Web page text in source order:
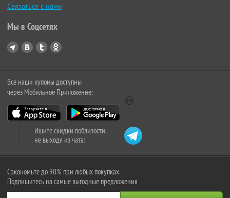
Связаться с нами
Мы в Соцсетях
Все наши купоны доступны
через Мобильное Приложение:
Ищите скидки поблизости,
не выходя из чата:
Сэкономьте до 90% при любых покупках
Подпишитесь на самые выгодные предложения